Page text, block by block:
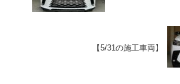
【5/31の施工車両】